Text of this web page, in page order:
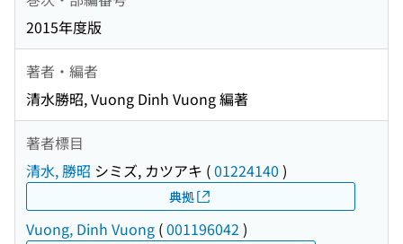
2015年度版
著者・編者
清水勝昭, Vuong Dinh Vuong 編著
著者標目
清水, 勝昭 シミズ, カツアキ (01224140 )
典拠
Vuong, Dinh Vuong (001196042 )